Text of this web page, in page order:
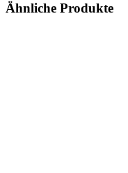
Ähnliche Produkte